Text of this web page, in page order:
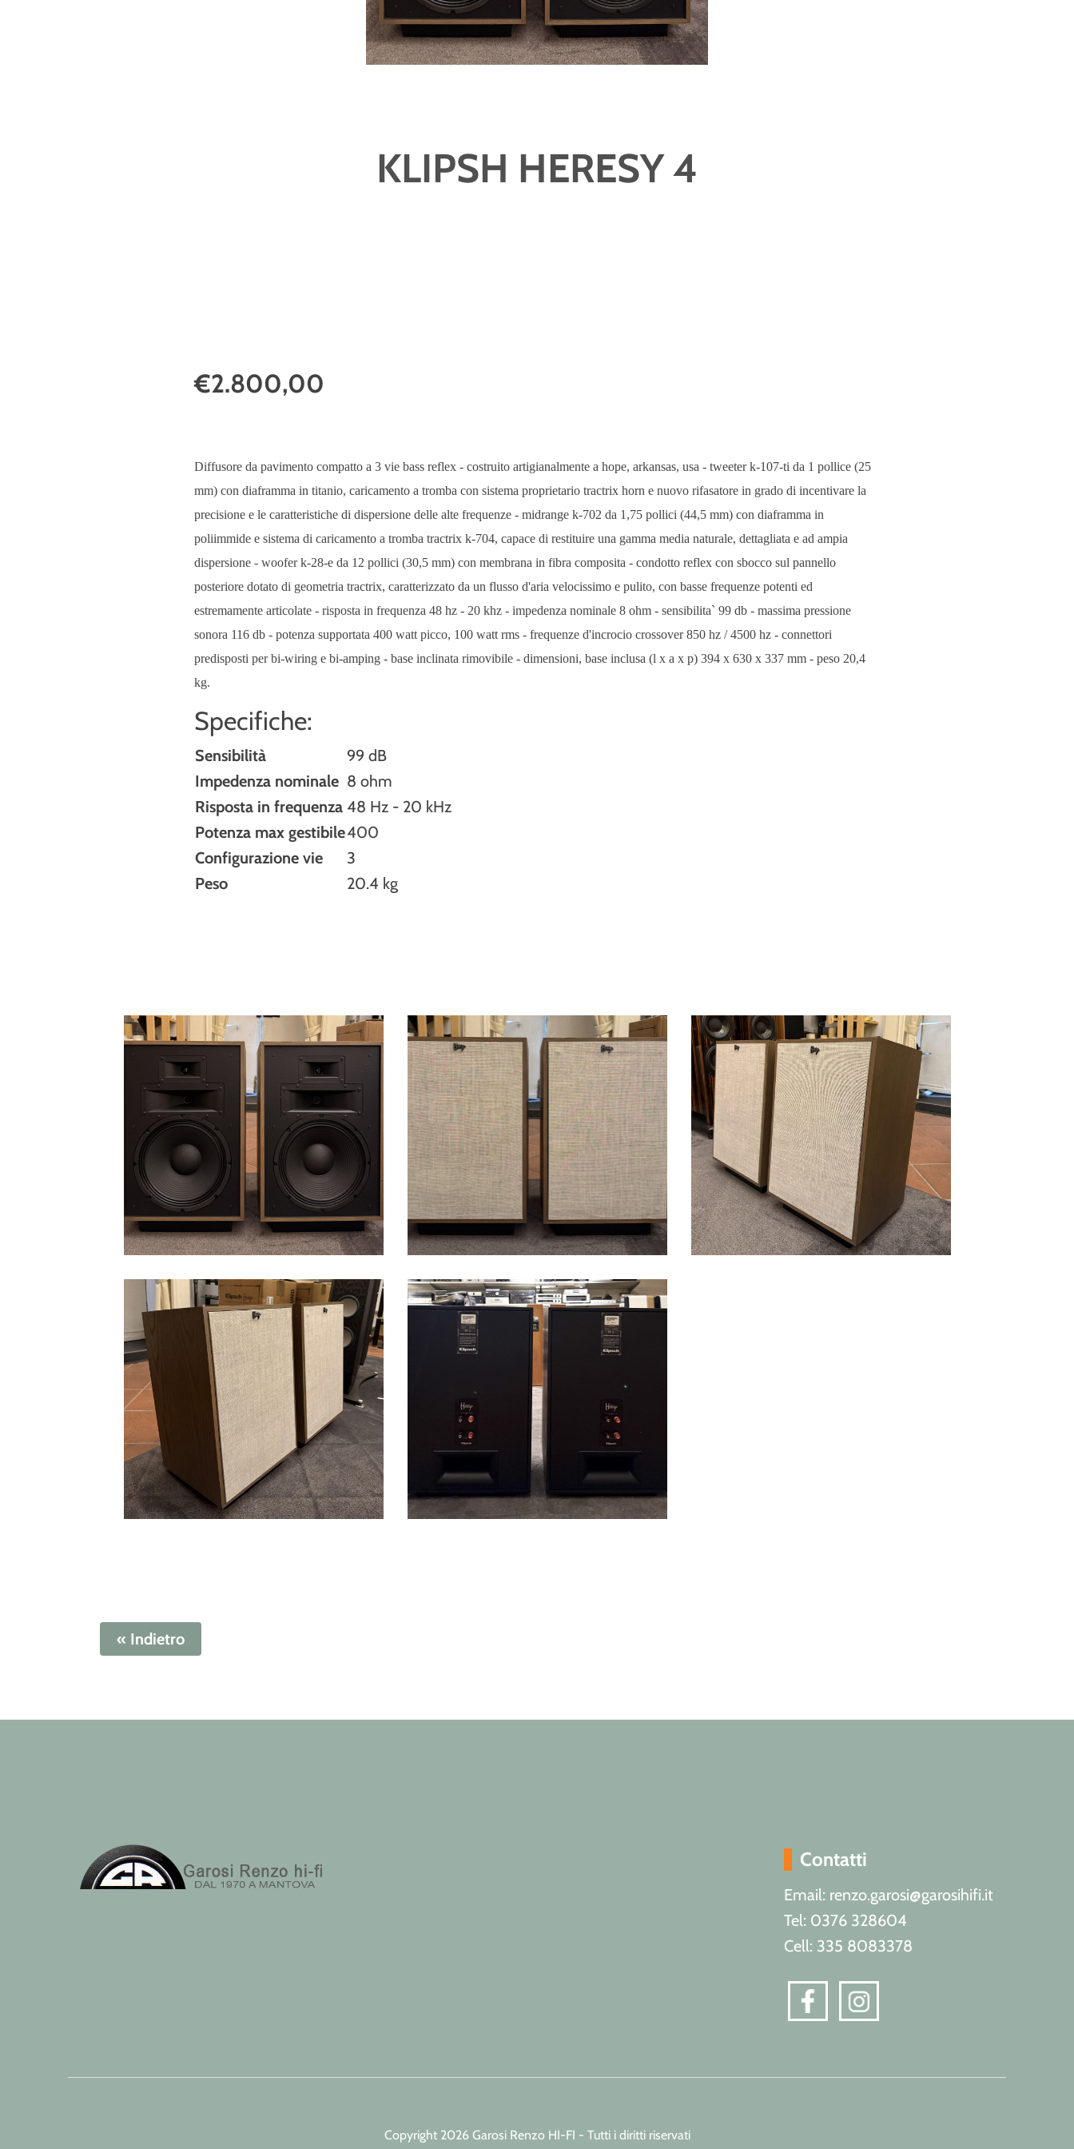
KLIPSH HERESY 4
€2.800,00
Diffusore da pavimento compatto a 3 vie bass reflex - costruito artigianalmente a hope, arkansas, usa - tweeter k-107-ti da 1 pollice (25
mm) con diaframma in titanio, caricamento a tromba con sistema proprietario tractrix horn e nuovo rifasatore in grado di incentivare la
precisione e le caratteristiche di dispersione delle alte frequenze - midrange k-702 da 1,75 pollici (44,5 mm) con diaframma in
poliimmide e sistema di caricamento a tromba tractrix k-704, capace di restituire una gamma media naturale, dettagliata e ad ampia
dispersione - woofer k-28-e da 12 pollici (30,5 mm) con membrana in fibra composita - condotto reflex con sbocco sul pannello
posteriore dotato di geometria tractrix, caratterizzato da un flusso d'aria velocissimo e pulito, con basse frequenze potenti ed
estremamente articolate - risposta in frequenza 48 hz - 20 khz - impedenza nominale 8 ohm - sensibilita` 99 db - massima pressione
sonora 116 db - potenza supportata 400 watt picco, 100 watt rms - frequenze d'incrocio crossover 850 hz / 4500 hz - connettori
predisposti per bi-wiring e bi-amping - base inclinata rimovibile - dimensioni, base inclusa (l x a x p) 394 x 630 x 337 mm - peso 20,4
kg.
Specifiche:
Sensibilità
99 dB
Impedenza nominale 8 ohm
Risposta in frequenza 48 Hz - 20 kHz
Potenza max gestibile400
Configurazione vie
3
Peso
20.4 kg
« Indietro
Contatti
Email: renzo.garosi@garosihifi.it
Tel: 0376 328604
Cell: 335 8083378
Copyright 2026 Garosi Renzo HI-FI - Tutti i diritti riservati